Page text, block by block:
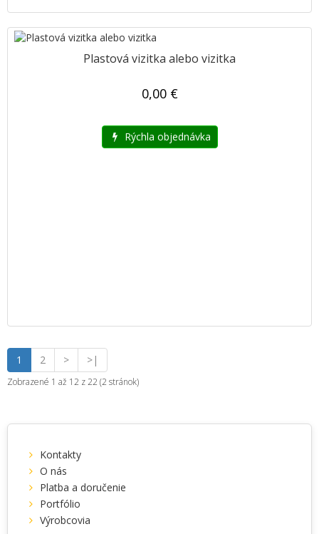
Plastová vizitka alebo vizitka
0,00 €
Rýchla objednávka
1 2 > >|
Zobrazené 1 až 12 z 22 (2 stránok)
Kontakty
O nás
Platba a doručenie
Portfólio
Výrobcovia